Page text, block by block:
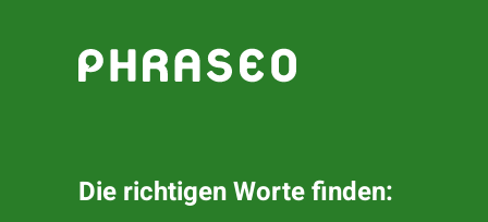
Zum Hauptinhalt springen
Die richtigen Worte finden: